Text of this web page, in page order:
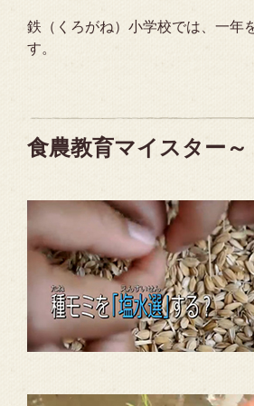
鉄（くろがね）小学校では、一年
す。
食農教育マイスター～